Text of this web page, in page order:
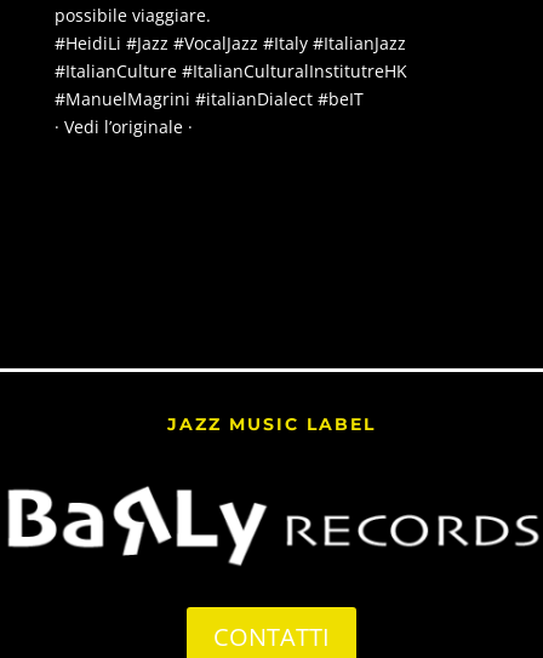
possibile viaggiare.
#HeidiLi #Jazz #VocalJazz #Italy #ItalianJazz
#ItalianCulture #ItalianCulturalInstitutreHK
#ManuelMagrini #italianDialect #beIT
· Vedi l’originale ·
JAZZ MUSIC LABEL
CONTATTI